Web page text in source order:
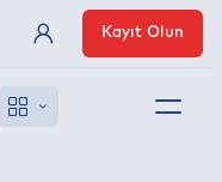
Üye Girişi
Kayıt Olun